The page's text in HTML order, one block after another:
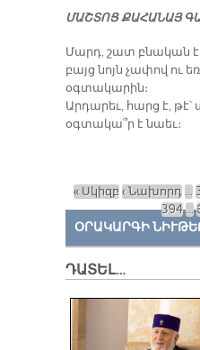
ՄԱՇ­ՏՈՑ ՔԱ­ՀԱ­ՆԱՅ
Մարդ, շատ բնական է
բայց նոյն չափով ու
օգտակարին։
Արդարեւ, հարց է, թէ՝
օգտակա՞ր է նաեւ։
Էջեր
« Սկիզբ‹ Նախորդ …
394…
ՕՐԱԿԱՐԳԻ
ԴԱՏԵԼ…